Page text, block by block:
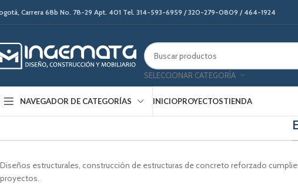
Carrera 68b No. 78-29 Apt. 401 Tel. 314-593-6959 / 320-279-0809 / 464-1924
SELECCIONAR CATEGORÍA
NAVEGADOR DE CATEGORÍAS INICIOPROYECTOSTIENDA
Diseños estructurales, construcción de estructuras de concreto reforzado
proyectos.